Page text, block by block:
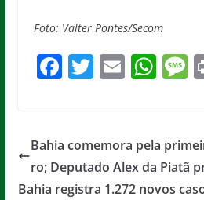
Foto: Valter Pontes/Secom
F
e
b
o
T
er
E
l
W
s
A
p
a
g
e
Bahia comemora pela
ro; Deputado Alex da Piatã
Bahia registra 1.272 novos